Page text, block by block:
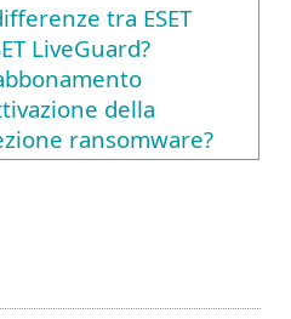
tra ESET
LiveGuard?
della
ransomware?